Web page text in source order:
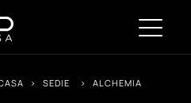
> SEDIE > ALCHEMIA